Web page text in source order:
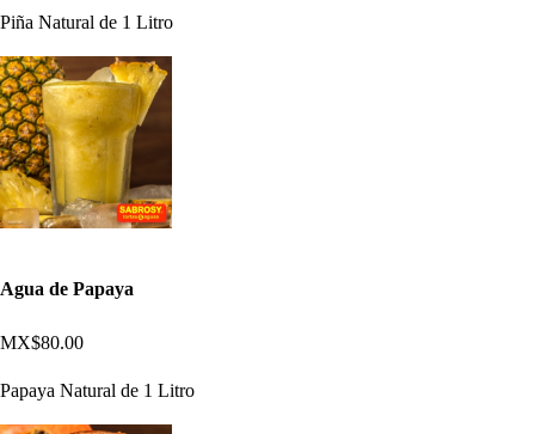
Piña Natural de 1 Litro
Agua de Papaya
MX$80.00
Papaya Natural de 1 Litro